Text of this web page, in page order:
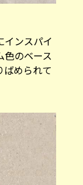
インスパイ
色のベース
ばめられて